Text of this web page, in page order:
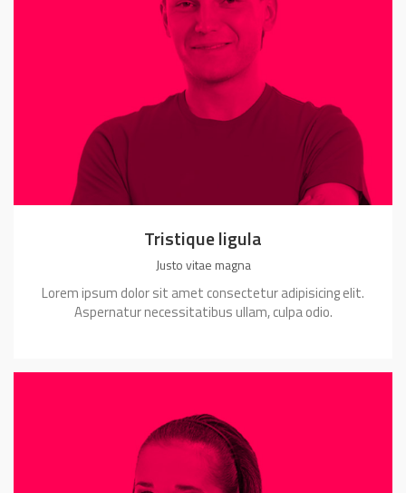
Tristique ligula
Justo vitae magna
Lorem ipsum dolor sit amet consectetur adipisicing elit.
Aspernatur necessitatibus ullam, culpa odio.